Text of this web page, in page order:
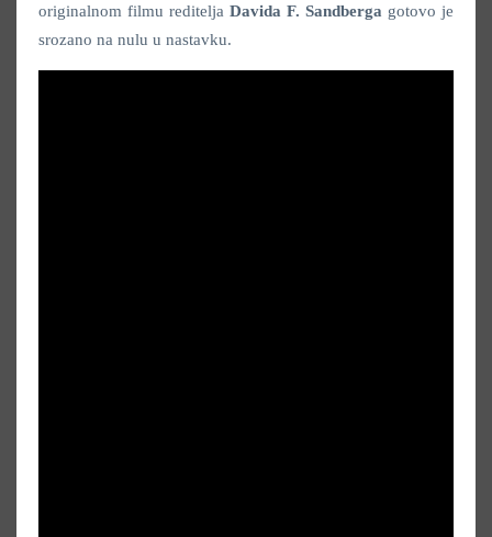
originalnom filmu reditelja Davida F. Sandberga gotovo je
srozano na nulu u nastavku.